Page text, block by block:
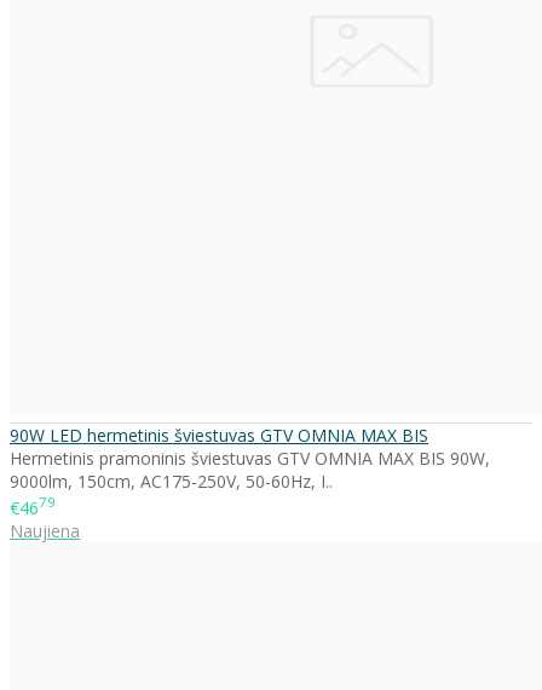
90W LED hermetinis šviestuvas GTV OMNIA MAX BIS
Hermetinis pramoninis šviestuvas GTV OMNIA MAX BIS 90W,
9000lm, 150cm, AC175-250V, 50-60Hz, I..
€4679
Naujiena